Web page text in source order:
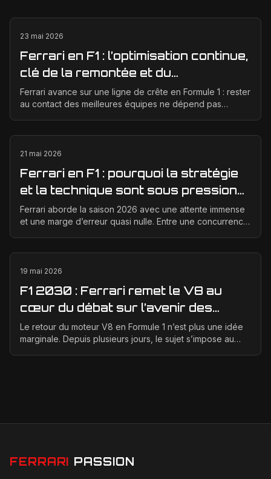
23 mai 2026
Ferrari en F1 : l’optimisation continue,
clé de la remontée et du
développement moteur
Ferrari avance sur une ligne de crête en Formule 1 : rester
au contact des meilleures équipes ne dépend pas
21 mai 2026
Ferrari en F1 : pourquoi la stratégie
et la technique sont sous pression
en 2026
Ferrari aborde la saison 2026 avec une attente immense
et une marge d’erreur quasi nulle. Entre une concurrence
19 mai 2026
F1 2030 : Ferrari remet le V8 au
cœur du débat sur l’avenir des
moteurs
Le retour du moteur V8 en Formule 1 n’est plus une idée
marginale. Depuis plusieurs jours, le sujet s’impose au
FERRARI PASSION